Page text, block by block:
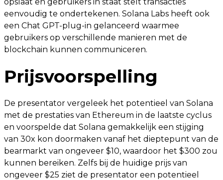
eenvoudig te ondertekenen. Solana Labs heeft ook
een Chat GPT-plug-in gelanceerd waarmee
gebruikers op verschillende manieren met de
blockchain kunnen communiceren.
Prijsvoorspelling
De presentator vergeleek het potentieel van Solana
met de prestaties van Ethereum in de laatste cyclus
en voorspelde dat Solana gemakkelijk een stijging
van 30x kon doormaken vanaf het dieptepunt van de
bearmarkt van ongeveer $10, waardoor het $300 zou
kunnen bereiken. Zelfs bij de huidige prijs van
ongeveer $25 ziet de presentator een potentieel